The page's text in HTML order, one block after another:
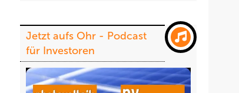
Jetzt aufs Ohr - Podcast
für Investoren